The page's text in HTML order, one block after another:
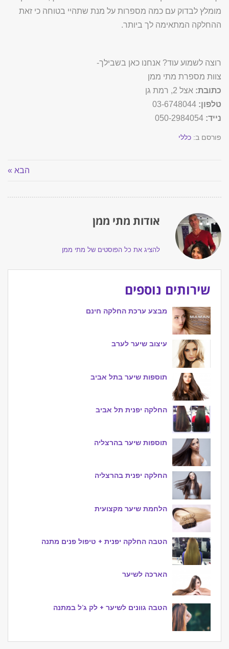
מומלץ לבדוק עם כמה מספרות על מנת שתהיי בטוחה כי זאת
ההחלקה המתאימה לך ביותר.
רוצה לשמוע עוד? אנחנו כאן בשבילך-
צוות מספרת מתי ממן
כתובת: אצל 2, רמת גן
טלפון: 03-6748044
נייד: 050-2984054
פורסם ב: כללי
הבא »
אודות מתי ממן
להציג את כל הפוסטים של מתי ממן
שירותים נוספים
מבצע ערכת החלקה חינם
עיצוב שיער לערב
תוספות שיער בתל אביב
החלקה יפנית תל אביב
תוספות שיער בהרצליה
החלקה יפנית בהרצליה
הלחמת שיער מקצועית
הטבה החלקה יפנית + טיפול פנים מתנה
הארכה לשיער
הטבה גוונים לשיער + לק ג’ל במתנה